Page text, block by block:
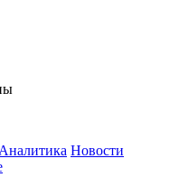
Аналитика Новости